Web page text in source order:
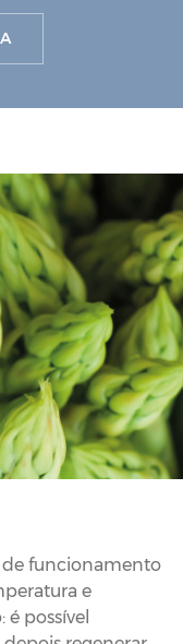
de funcionamento
e
possível